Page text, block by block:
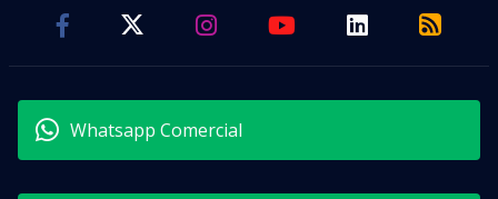
Whatsapp Comercial